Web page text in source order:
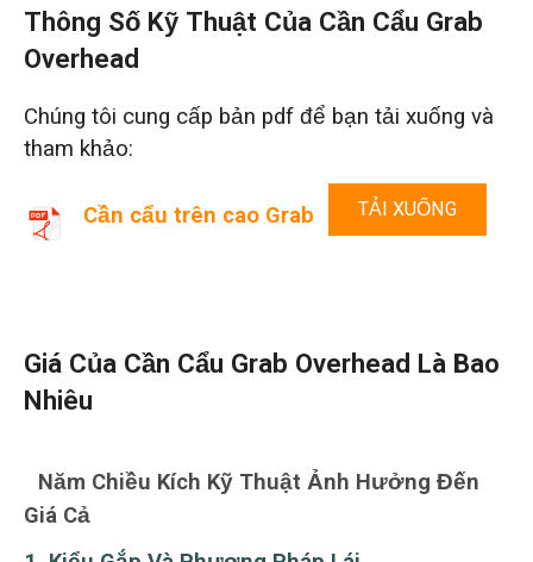
Thông Số Kỹ Thuật Của Cần Cẩu Grab
Overhead
Chúng tôi cung cấp bản pdf để bạn tải xuống và
tham khảo:
Cần cẩu trên cao Grab TẢI XUỐNG
Giá Của Cần Cẩu Grab Overhead Là Bao
Nhiêu
Năm Chiều Kích Kỹ Thuật Ảnh Hưởng Đến
Giá Cả